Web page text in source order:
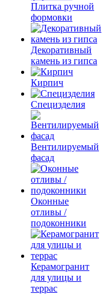
Плитка ручной
формовки
Декоративный
камень из гипса
Кирпич
Специзделия
Вентилируемый
фасад
Оконные
отливы /
подоконники
Керамогранит
для улицы и
террас